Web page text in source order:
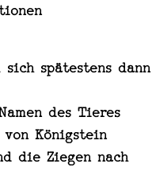
spätestens dann
des Tieres
Königstein
die Ziegen nach